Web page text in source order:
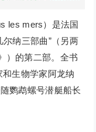
les mers）是法国
尔纳三部曲”（另两
）的第二部。全书
生物学家阿龙纳
鹦鹉螺号潜艇船长